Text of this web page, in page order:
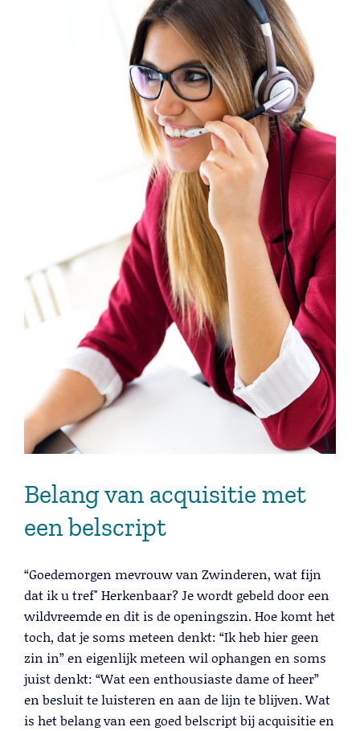
Belang van acquisitie met
een belscript
“Goedemorgen mevrouw van Zwinderen, wat fijn
dat ik u tref" Herkenbaar? Je wordt gebeld door een
wildvreemde en dit is de openingszin. Hoe komt het
toch, dat je soms meteen denkt: “Ik heb hier geen
zin in” en eigenlijk meteen wil ophangen en soms
juist denkt: “Wat een enthousiaste dame of heer”
en besluit te luisteren en aan de lijn te blijven. Wat
is het belang van een goed belscript bij acquisitie en